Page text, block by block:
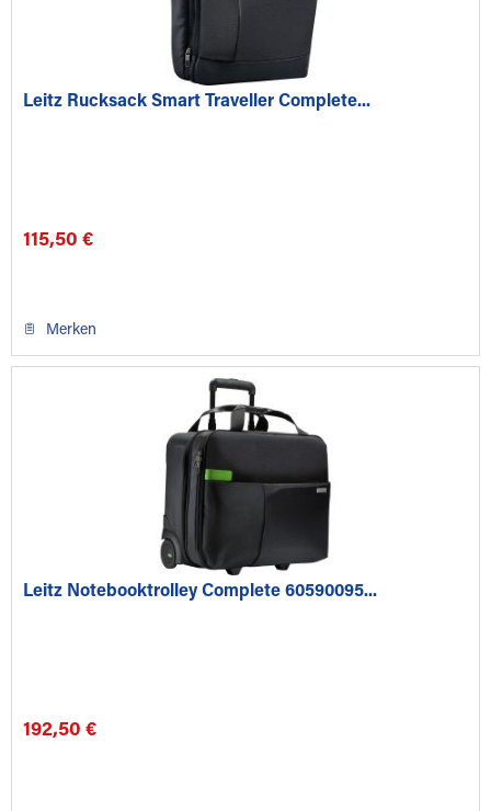
Leitz Rucksack Smart Traveller Complete...
115,50 €
Merken
Leitz Notebooktrolley Complete 60590095...
192,50 €